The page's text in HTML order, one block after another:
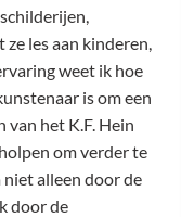
les aan kinderen,
weet ik hoe
is om een
het K.F. Hein
om verder te
alleen door de
door de